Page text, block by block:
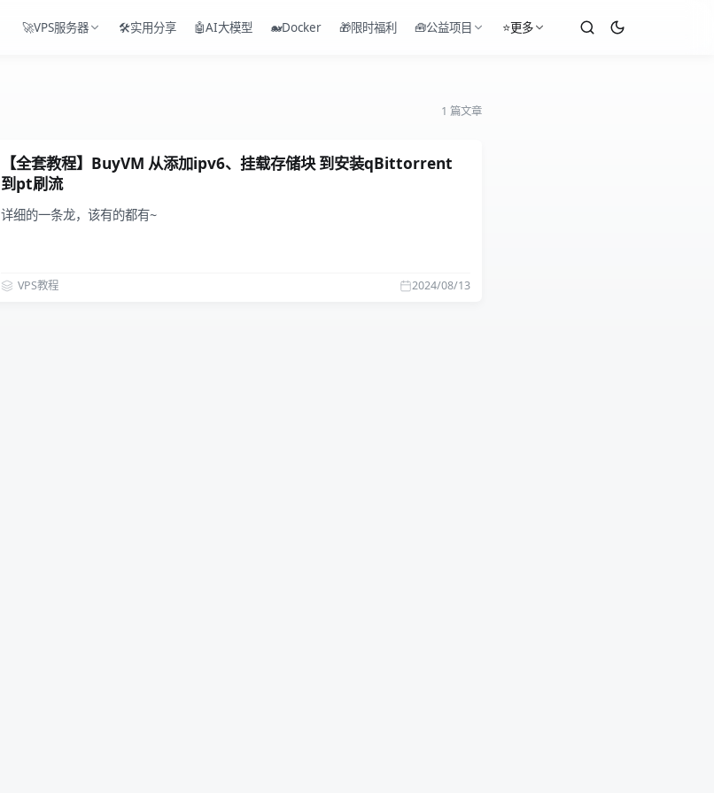
🚀VPS服务器 🛠️实用分享 🤖AI大模型 🐋Docker 🎁限时福利 🧰公益项目 ⭐更多
1 篇文章
【全套教程】BuyVM 从添加ipv6、挂载存储块 到安装qBittorrent
到pt刷流
详细的一条龙，该有的都有~
2024/08/13
VPS教程